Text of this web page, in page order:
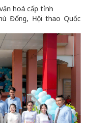
hoá cấp tỉnh
Đổng, Hội thao Quốc